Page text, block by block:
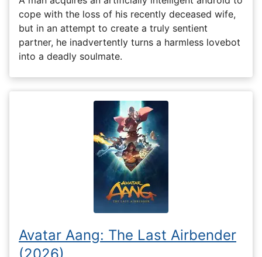
cope with the loss of his recently deceased wife,
but in an attempt to create a truly sentient
partner, he inadvertently turns a harmless lovebot
into a deadly soulmate.
Avatar Aang: The Last Airbender